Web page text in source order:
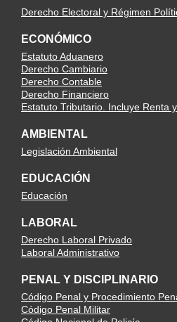
Derecho Electoral y Régimen
ECONÓMICO
Estatuto Aduanero
Derecho Cambiario
Derecho Contable
Derecho Financiero
Estatuto Tributario. Incluye Renta
AMBIENTAL
Legislación Ambiental
EDUCACIÓN
Educación
LABORAL
Derecho Laboral Privado
Laboral Administrativo
PENAL Y DISCIPLINARIO
Código Penal y Procedimiento
Código Penal Militar